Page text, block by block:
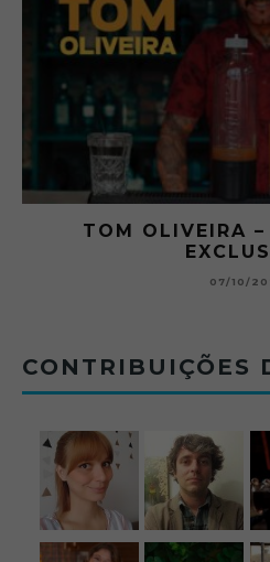
O ABRE DO BAR
BETONEIRA ABRE
CONTRIBUIÇÕES